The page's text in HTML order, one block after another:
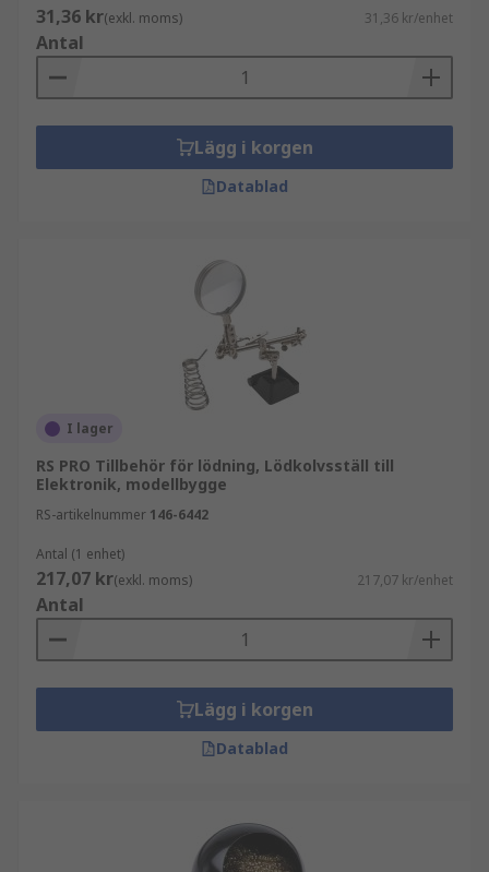
31,36 kr(exkl. moms) 31,36 kr/enhet
Antal
Lägg i korgen
Datablad
I lager
RS PRO Tillbehör för lödning, Lödkolvsställ till
Elektronik, modellbygge
RS-artikelnummer 146-6442
Antal (1 enhet)
217,07 kr(exkl. moms) 217,07 kr/enhet
Antal
Lägg i korgen
Datablad